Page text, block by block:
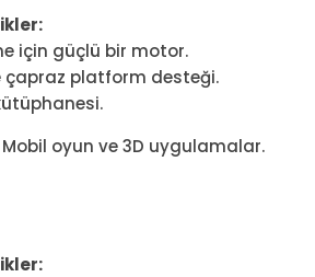
için güçlü bir motor.
çapraz platform desteği.
Mobil oyun ve 3D uygulamalar.